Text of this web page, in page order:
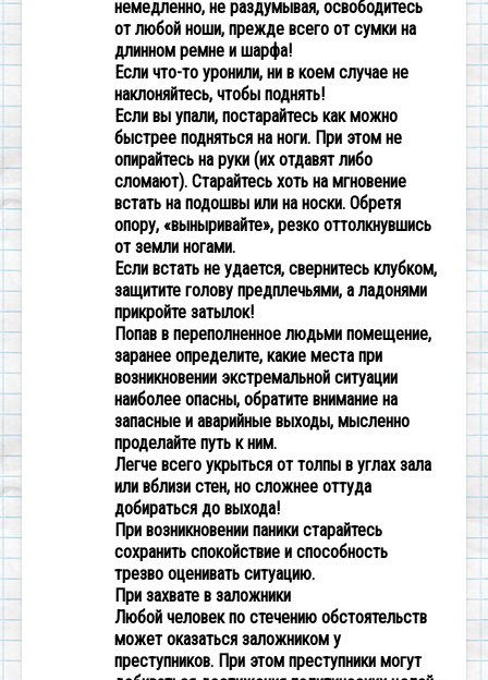
немедленно, не раздумывая, освободитесь
от любой ноши, прежде всего от сумки на
длинном ремне и шарфа!
Если что-то уронили, ни в коем случае не
наклоняйтесь, чтобы поднять!
Если вы упали, постарайтесь как можно
быстрее подняться на ноги. При этом не
опирайтесь на руки (их отдавят либо
сломают). Старайтесь хоть на мгновение
встать на подошвы или на носки. Обретя
опору, «выныривайте», резко оттолкнувшись
от земли ногами.
Если встать не удается, свернитесь клубком,
защитите голову предплечьями, а ладонями
прикройте затылок!
Попав в переполненное людьми помещение,
заранее определите, какие места при
возникновении экстремальной ситуации
наиболее опасны, обратите внимание на
запасные и аварийные выходы, мысленно
проделайте путь к ним.
Легче всего укрыться от толпы в углах зала
или вблизи стен, но сложнее оттуда
добираться до выхода!
При возникновении паники старайтесь
сохранить спокойствие и способность
трезво оценивать ситуацию.
При захвате в заложники
Любой человек по стечению обстоятельств
может оказаться заложником у
преступников. При этом преступники могут